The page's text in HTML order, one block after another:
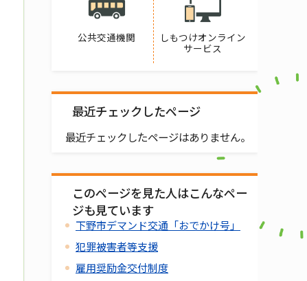
公共交通機関
しもつけオンライン
サービス
最近チェックしたページ
最近チェックしたページはありません。
このページを見た人はこんなペー
ジも見ています
下野市デマンド交通「おでかけ号」
犯罪被害者等支援
雇用奨励金交付制度